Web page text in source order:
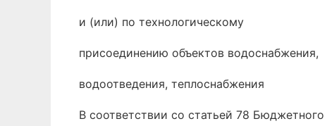
и (или) по технологическому
присоединению объектов водоснабжения,
водоотведения, теплоснабжения
В соответствии со статьей 78